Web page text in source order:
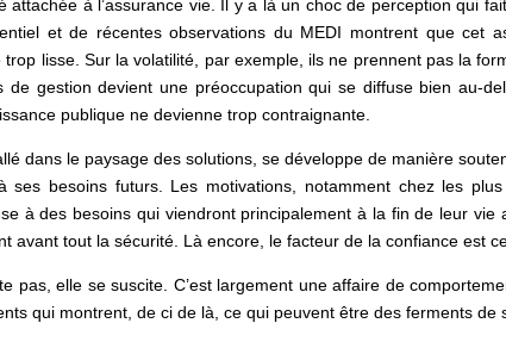
attachée à l’assurance vie. Il y a là un choc de perception qui
et de récentes observations du MEDI montrent que cet
lisse. Sur la volatilité, par exemple, ils ne prennent pas la
de gestion devient une préoccupation qui se diffuse bien au-
publique ne devienne trop contraignante.
dans le paysage des solutions, se développe de manière
ses besoins futurs. Les motivations, notamment chez les
à des besoins qui viendront principalement à la fin de leur
avant tout la sécurité. Là encore, le facteur de la confiance est
pas, elle se suscite. C’est largement une affaire de
qui montrent, de ci de là, ce qui peuvent être des ferments de